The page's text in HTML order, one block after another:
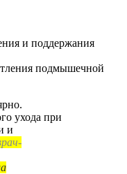
и поддержания
подмышечной
ухода при
и